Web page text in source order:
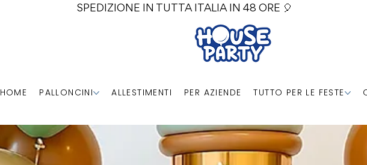
SPEDIZIONE IN TUTTA ITALIA IN 48 ORE 🎈
HOME PALLONCINI ALLESTIMENTI PER AZIENDE TUTTO PER LE FESTE